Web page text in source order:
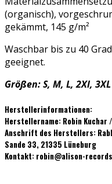
(organisch),
gekämmt, 145 g/m²
Waschbar bis zu 40
geeignet.
Größen: S, M, L, 2Xl, 3XL
Herstellerinformationen:
Herstellername: Robin
Anschrift des Herstellers:
Sande 33, 21335 Lüneburg
Kontakt: robin@alison-